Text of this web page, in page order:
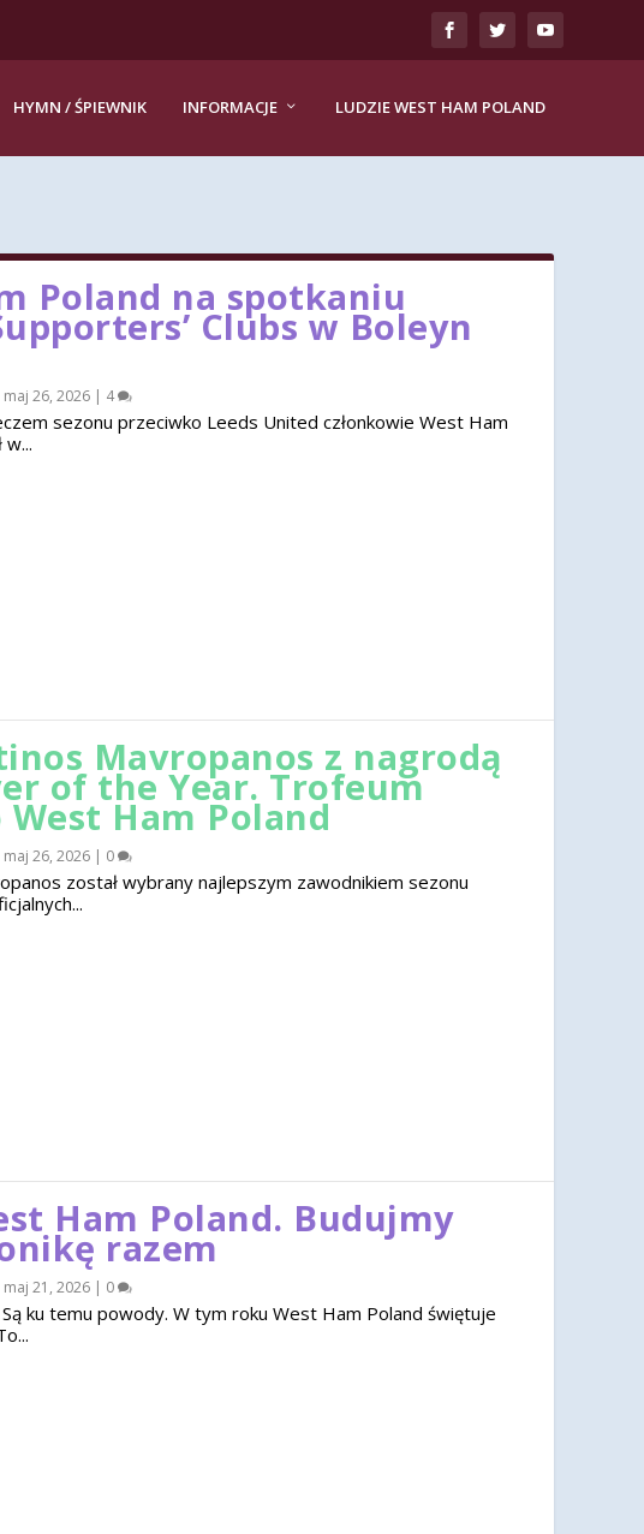
HYMN / ŚPIEWNIK INFORMACJE LUDZIE WEST HAM POLAND
Poland na spotkaniu
Clubs w Boleyn
maj 26, 2026 | 4
sezonu przeciwko Leeds United członkowie West Ham
w...
Mavropanos z nagrodą
of the Year. Trofeum
West Ham Poland
maj 26, 2026 | 0
został wybrany najlepszym zawodnikiem sezonu
Ham Poland. Budujmy
razem
maj 21, 2026 | 0
ku temu powody. W tym roku West Ham Poland świętuje